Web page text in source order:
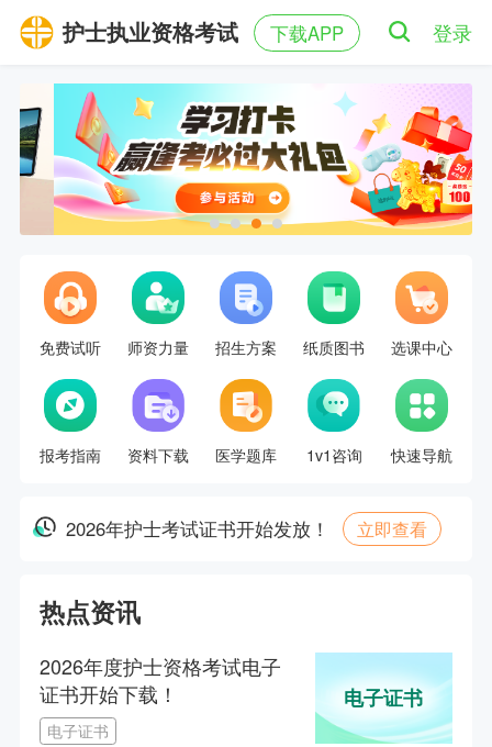
护士执业资格考试 下载APP 登录
免费试听 师资力量 招生方案 纸质图书 选课中心
报考指南 资料下载 医学题库 1v1咨询 快速导航
2026年护士考试证书开始发放！ 立即查看
热点资讯
2026年度护士资格考试电子
证书开始下载！
电子证书
电子证书
主讲人：网校老师 | 2026-08-12 19:00--20:30
主讲人：乔帅 | 2026-04-09 19:00--21:00
2025护士资格成绩放榜，查分注意事项
主讲人：章一芹 | 2025-06-20 19:00--20:00